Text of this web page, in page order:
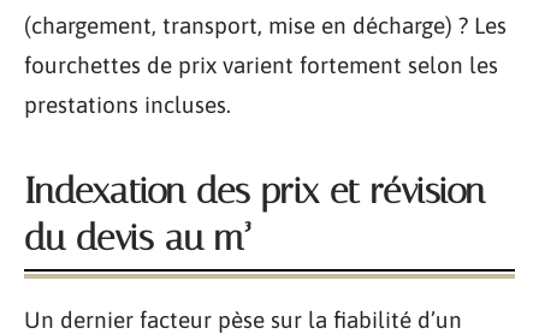
(chargement, transport, mise en décharge) ? Les
fourchettes de prix varient fortement selon les
prestations incluses.
Indexation des prix et révision
du devis au m³
Un dernier facteur pèse sur la fiabilité d’un